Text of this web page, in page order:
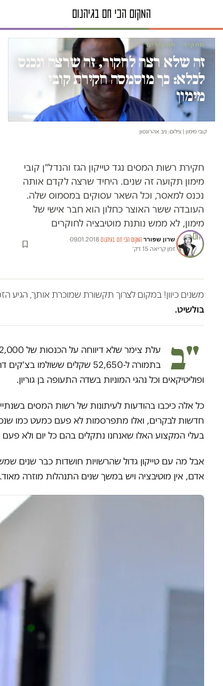
תחקיר · תחקירים
זה שלא רצה לחקור, זה שרצה ונכנס
לכלא: כך מוסמסה חקירת קובי
מימון
קובי מימון | צילום: ניב אהרונסון
חקירת רשות המסים נגד טייקון הגז והנדל"ן קובי
מימון תקועה זה שנים. היחיד שרצה לקדם אותה
נכנס למאסר, וכל השאר עסוקים במסמוס שלה.
העובדה ששר האוצר כחלון הוא חבר אישי של
מימון, לא ממש נותנת מוטיבציה לחוקרים
שרון שפורר·המקום הכי חם בגיהנום·
09.01.2018
·
זמן קריאה 15 דק׳
משנים כיוון! במקום לצרוך תקשורת שמוכרת אותך, הגיע
בולשיט.
"ב
בתמורה ל-52,650 שקלים
ופוליטיקאים וכל נהגי המוניות בשדה התעופה בן גוריון.
כל אלה כיכבו בהודעות לעיתונות של רשות המסים
חדשות לבקרים, ואלו מתפרסמות לא פעם כמעט כמו
בעלי המקצוע האלו שאנחנו נתקלים בהם כל יום ולא
אבל מה עם טייקון גדול שהרשויות חושדות כבר שנים
אדם, אין מוטיבציה ויש במשך שנים התנהלות מוזרה מאוד.